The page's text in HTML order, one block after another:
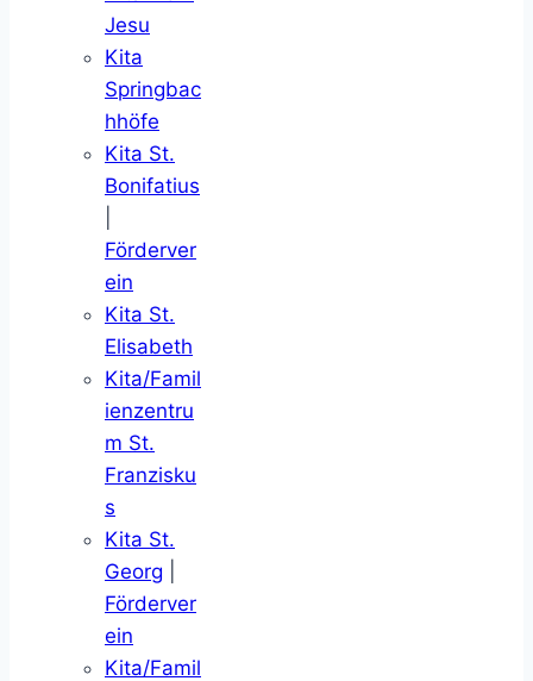
Jesu
Kita
Springbac
hhöfe
Kita St.
Bonifatius
Förderver
ein
Kita St.
Elisabeth
Kita/Famil
ienzentru
m St.
Franzisku
s
Kita St.
Georg
Förderver
ein
Kita/Famil